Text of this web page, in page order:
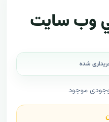
وب سايت
شده
موجود